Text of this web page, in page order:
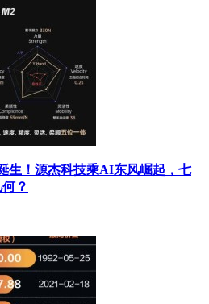
生！源杰科技乘AI东风崛起，七
？